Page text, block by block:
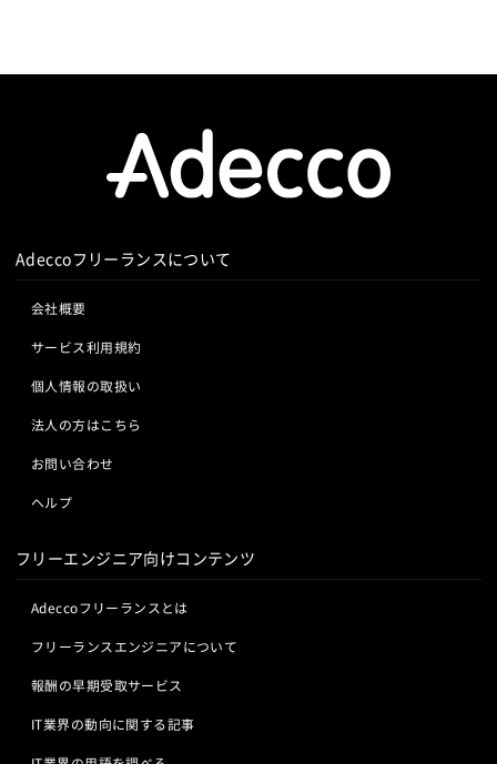
Adeccoフリーランスについて
会社概要
サービス利用規約
個人情報の取扱い
法人の方はこちら
お問い合わせ
ヘルプ
フリーエンジニア向けコンテンツ
Adeccoフリーランスとは
フリーランスエンジニアについて
報酬の早期受取サービス
IT業界の動向に関する記事